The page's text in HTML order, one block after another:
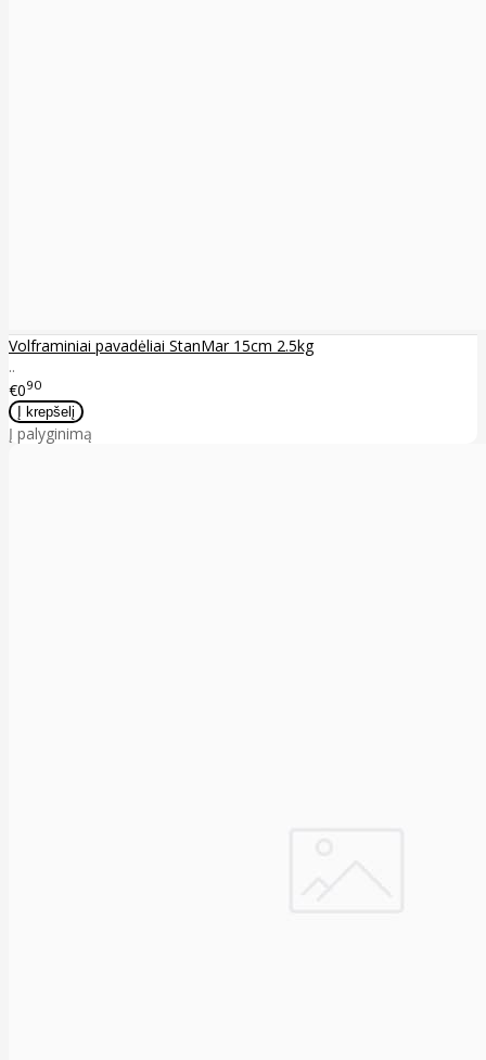
Volframiniai pavadėliai StanMar 15cm 2.5kg
..
€090
Į palyginimą